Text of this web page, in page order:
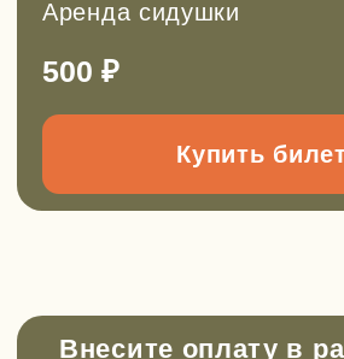
День рождения
Мастер-класс